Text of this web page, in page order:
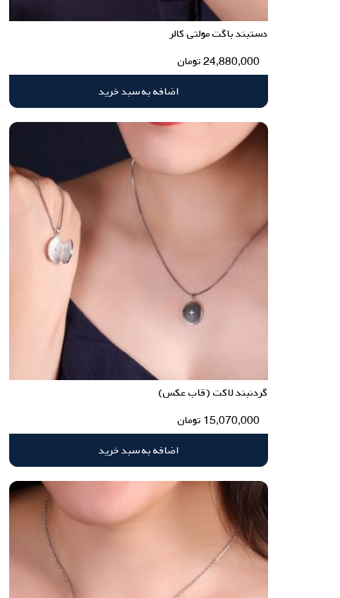
دستبند باگت مولتی کالر
24,880,000تومان
اضافه به سبد خرید
گردنبند لاکت (قاب عکس)
15,070,000 تومان
اضافه به سبد خرید